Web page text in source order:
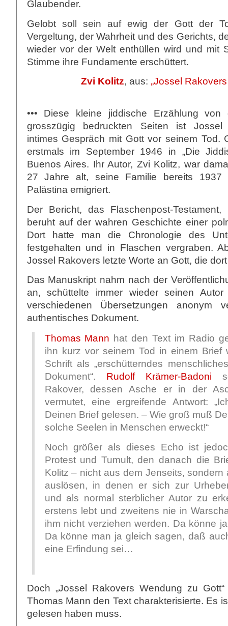
Glaubender.
Gelobt soll sein auf ewig der Gott der
Vergeltung, der Wahrheit und des Gerichts,
wieder vor der Welt enthüllen wird und mit
Stimme ihre Fundamente erschüttert.
Zvi Kolitz, aus: „Jossel
••• Diese kleine jiddische Erzählung
grosszügig bedruckten Seiten ist Jossel
intimes Gespräch mit Gott vor seinem Tod.
erstmals im September 1946 in „Die
Buenos Aires. Ihr Autor, Zvi Kolitz, war
27 Jahre alt, seine Familie bereits 1937
Palästina emigriert.
Der Bericht, das Flaschenpost-
beruht auf der wahren Geschichte einer
Dort hatte man die Chronologie des
festgehalten und in Flaschen vergraben.
Jossel Rakovers letzte Worte an Gott, die
Das Manuskript nahm nach der
an, schüttelte immer wieder seinen
verschiedenen Übersetzungen anonym
authentisches Dokument.
Thomas Mann hat den Text im Radio
ihn kurz vor seinem Tod in einem Brief
Schrift als „erschütterndes
Dokument“. Rudolf Krämer-Badoni
Rakover, dessen Asche er in der
vermutet, eine ergreifende Antwort:
Deinen Brief gelesen. – Wie groß muß
solche Seelen in Menschen erweckt!“
Noch größer als dieses Echo ist
Protest und Tumult, den danach die
Kolitz – nicht aus dem Jenseits, sondern
auslösen, in denen er sich zur
und als normal sterblicher Autor zu
erstens lebt und zweitens nie in
ihm nicht verziehen werden. Da könne
Da könne man ja gleich sagen, daß
eine Erfindung sei…
Doch „Jossel Rakovers Wendung zu
Thomas Mann den Text charakterisierte. Es
gelesen haben muss.